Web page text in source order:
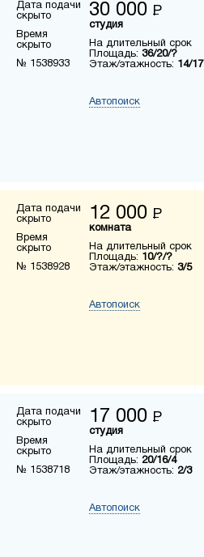
Дата подачи
скрыто
Время
скрыто
№ 1538933
30 000 Р
студия
На длительный срок
Площадь: 36/20/?
Этаж/этажность: 14/17
Автопоиск
Дата подачи
скрыто
Время
скрыто
№ 1538928
12 000 Р
комната
На длительный срок
Площадь: 10/?/?
Этаж/этажность: 3/5
Автопоиск
Дата подачи
скрыто
Время
скрыто
№ 1538718
17 000 Р
студия
На длительный срок
Площадь: 20/16/4
Этаж/этажность: 2/3
Автопоиск